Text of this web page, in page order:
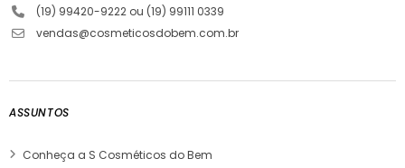
(19) 99420-9222 ou (19) 99111 0339
vendas@cosmeticosdobem.com.br
ASSUNTOS
Conheça a S Cosméticos do Bem